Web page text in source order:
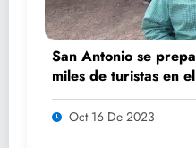
San Antonio se
miles de turistas en
K’AILEM
Oct 16 De 2023